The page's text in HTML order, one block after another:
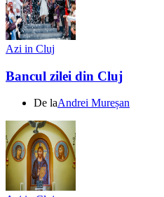
Azi in Cluj
Bancul zilei din Cluj
De laAndrei Mureșan